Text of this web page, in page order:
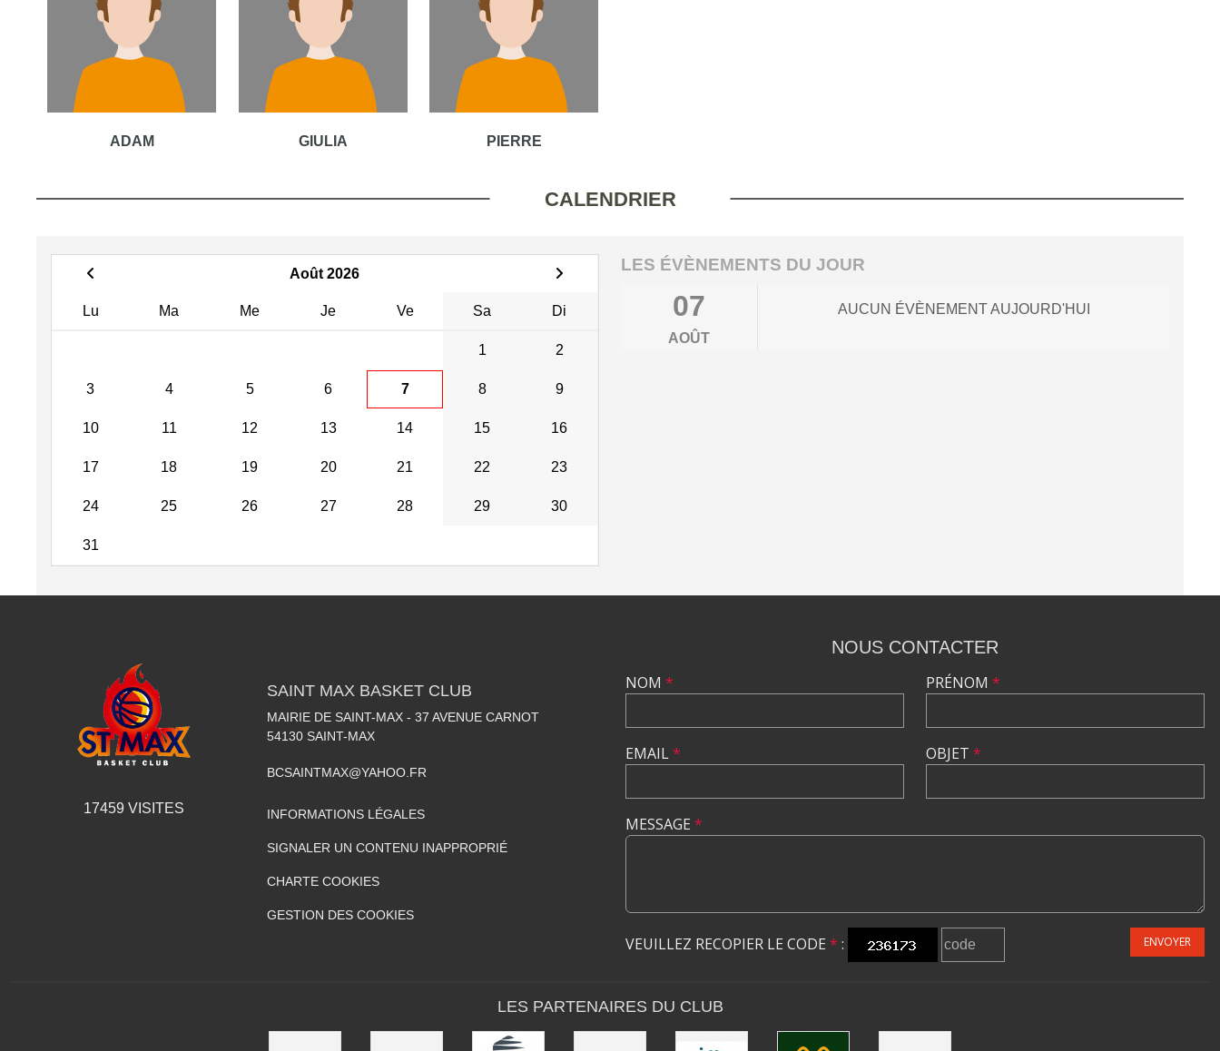
ADAM GIULIA PIERRE
CALENDRIER
Août 2026
Lu Ma Me Je Ve Sa Di
1 2
3 4 5 6 7 8 9
10 11 12 13 14 15 16
17 18 19 20 21 22 23
24 25 26 27 28 29 30
31
LES ÉVÈNEMENTS DU JOUR
07
AOÛT
AUCUN ÉVÈNEMENT AUJOURD'HUI
17459 VISITES
SAINT MAX BASKET CLUB
MAIRIE DE SAINT-MAX - 37 AVENUE CARNOT
54130 SAINT-MAX
BCSAINTMAX@YAHOO.FR
INFORMATIONS LÉGALES
SIGNALER UN CONTENU INAPPROPRIÉ
CHARTE COOKIES
GESTION DES COOKIES
NOUS CONTACTER
NOM *
EMAIL*
PRÉNOM *
OBJET *
MESSAGE *
VEUILLEZ RECOPIER LE CODE * : ENVOYER
LES PARTENAIRES DU CLUB